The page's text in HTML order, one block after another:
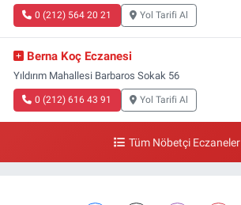
0 (212) 564 20 21 Yol Tarifi Al
Berna Koç Eczanesi
Yıldırım Mahallesi Barbaros Sokak 56
0 (212) 616 43 91 Yol Tarifi Al
Tüm Nöbetçi Eczaneler